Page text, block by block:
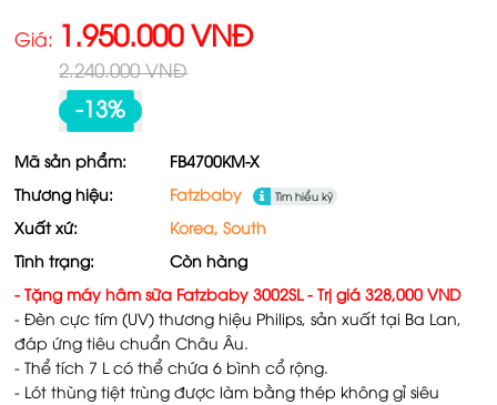
Giá: 1.950.000 VNĐ
2.240.000 VNĐ
-13%
Mã sản phẩm: FB4700KM-X
Thương hiệu: Fatzbaby Tìm hiểu kỹ
Xuất xứ: Korea, South
Tình trạng: Còn hàng
- Tặng máy hâm sữa Fatzbaby 3002SL - Trị giá 328,000 VND
- Đèn cực tím (UV) thương hiệu Philips, sản xuất tại Ba Lan,
đáp ứng tiêu chuẩn Châu Âu.
- Thể tích 7 L có thể chứa 6 bình cổ rộng.
- Lót thùng tiệt trùng được làm bằng thép không gỉ siêu